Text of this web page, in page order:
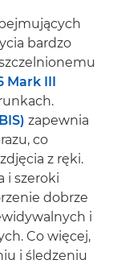
bardzo
Mark III
zapewnia
co
z ręki.
i szeroki
dobrze
i
Co więcej,
i śledzeniu